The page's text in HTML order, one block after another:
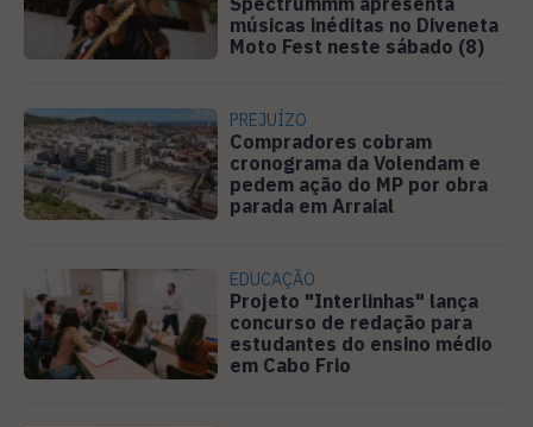
músicas inéditas no Diveneta
Moto Fest neste sábado (8)
PREJUÍZO
Compradores cobram
cronograma da Volendam e
pedem ação do MP por obra
parada em Arraial
EDUCAÇÃO
Projeto "Interlinhas" lança
concurso de redação para
estudantes do ensino médio
em Cabo Frio